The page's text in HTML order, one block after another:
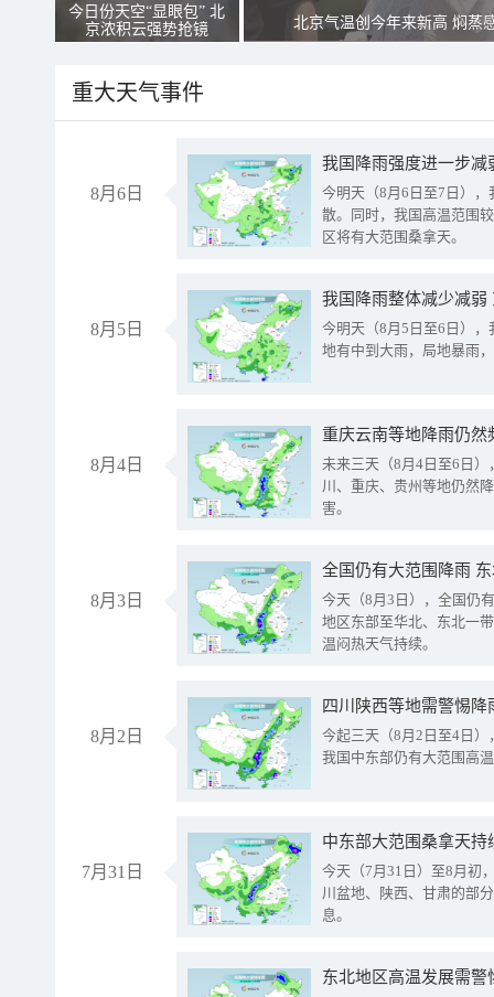
今日份天空“显眼包” 北
京浓积云强势抢镜
北京气温创今年来新高 焖蒸
重大天气事件
8月6日
今明天（8月6日至7日）
散。同时，我国高温范围
区将有大范围桑拿天。
8月5日
我国降雨整体减少减弱
今明天（8月5日至6日）
地有中到大雨，局地暴雨
8月4日
重庆云南等地降雨仍然
未来三天（8月4日至6日
川、重庆、贵州等地仍然
害。
8月3日
全国仍有大范围降雨
今天（8月3日），全国仍
地区东部至华北、东北一
温闷热天气持续。
8月2日
今起三天（8月2日至4日
我国中东部仍有大范围高
7月31日
中东部大范围桑拿天
今天（7月31日）至8月初
川盆地、陕西、甘肃的部
息。
东北地区高温发展需